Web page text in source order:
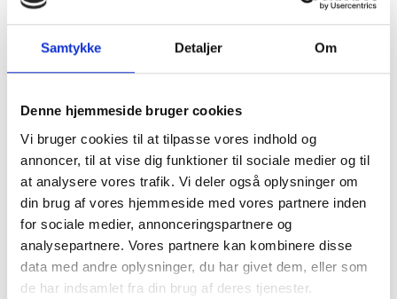
Samtykke Detaljer Om
Denne hjemmeside bruger cookies
Vi bruger cookies til at tilpasse vores indhold og
annoncer, til at vise dig funktioner til sociale medier og til
at analysere vores trafik. Vi deler også oplysninger om
din brug af vores hjemmeside med vores partnere inden
for sociale medier, annonceringspartnere og
analysepartnere. Vores partnere kan kombinere disse
data med andre oplysninger, du har givet dem, eller som
de har indsamlet fra din brug af deres tjenester.
TEGNESTUE
CNC AFDELING